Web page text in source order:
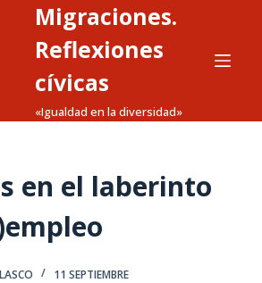
Migraciones.
Reflexiones
cívicas
«Igualdad en la diversidad»
en el laberinto
11 SEPTIEMBRE